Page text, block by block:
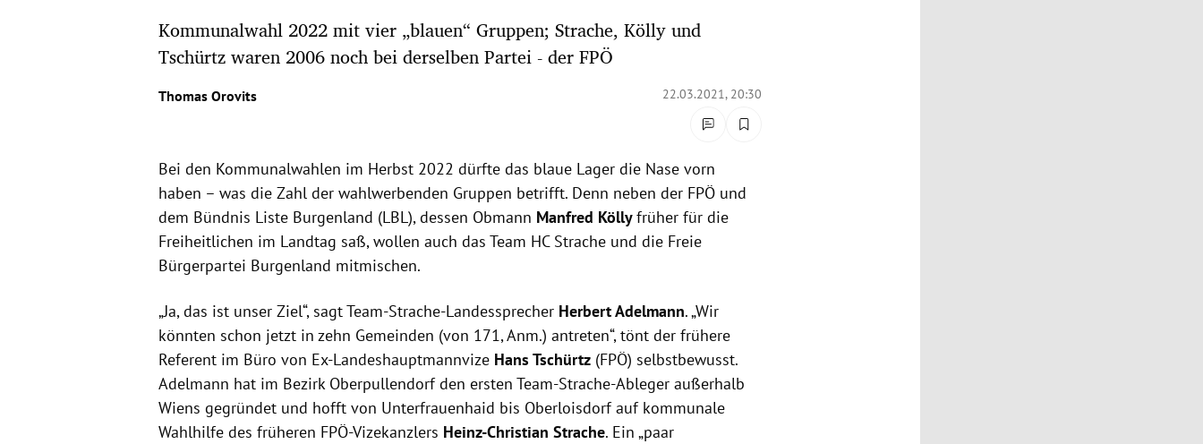
Kommunalwahl 2022 mit vier „blauen“ Gruppen; Strache, Kölly und
Tschürtz waren 2006 noch bei derselben Partei - der FPÖ
Thomas Orovits 22.03.2021, 20:30
Bei den Kommunalwahlen im Herbst 2022 dürfte das blaue Lager die Nase vorn
haben – was die Zahl der wahlwerbenden Gruppen betrifft. Denn neben der FPÖ und
dem Bündnis Liste Burgenland (LBL), dessen Obmann Manfred Köllyfrüher für die
Freiheitlichen im Landtag saß, wollen auch das Team HC Strache und die Freie
Bürgerpartei Burgenland mitmischen.
„Ja, das ist unser Ziel“, sagt Team-Strache-Landessprecher Herbert Adelmann. „Wir
könnten schon jetzt in zehn Gemeinden (von 171, Anm.) antreten“, tönt der frühere
Referent im Büro von Ex-Landeshauptmannvize Hans Tschürtz(FPÖ) selbstbewusst.
Adelmann hat im Bezirk Oberpullendorf den ersten Team-Strache-Ableger außerhalb
Wiens gegründet und hofft von Unterfrauenhaid bis Oberloisdorf auf kommunale
Wahlhilfe des früheren FPÖ-Vizekanzlers Heinz-Christian Strache. Ein „paar